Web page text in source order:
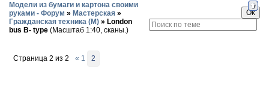
Модели из бумаги и картона своими
руками - Форум » Мастерская »
Гражданская техника (М) » London
bus B- type (Масштаб 1:40, сканы.)
Страница 2 из 2 « 1 2